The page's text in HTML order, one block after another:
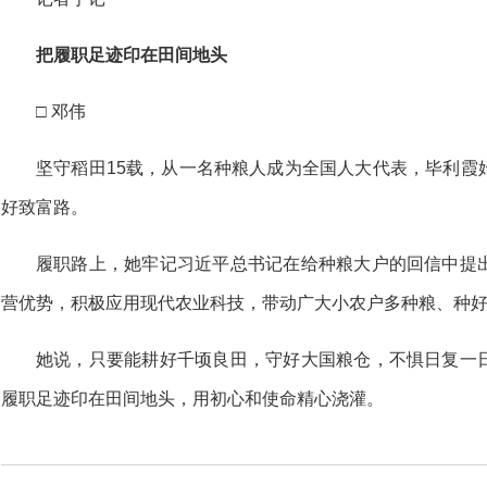
把履职足迹印在田间地头
□ 邓伟
坚守稻田15载，从一名种粮人成为全国人大代表，毕利
好致富路。
履职路上，她牢记习近平总书记在给种粮大户的回信中
营优势，积极应用现代农业科技，带动广大小农户多种粮、种
她说，只要能耕好千顷良田，守好大国粮仓，不惧日复
履职足迹印在田间地头，用初心和使命精心浇灌。